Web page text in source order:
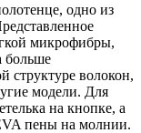
одно из
микрофибры,
больше
структуре волокон,
модели. Для
на кнопке, а
пены на молнии.